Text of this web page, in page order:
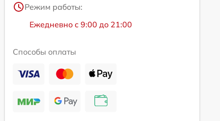
Режим работы:
Ежедневно с 9:00 до 21:00
Способы оплаты